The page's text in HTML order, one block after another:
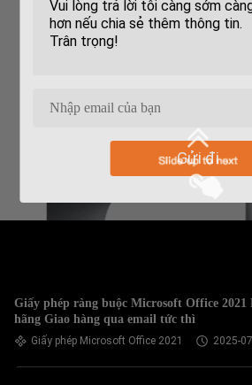
Gửi đi
Giấy phép ràng buộc Microsoft Office 2021
hãng Giao hàng qua email tức thì
Giấy phép Microsoft Office 2021 2025-